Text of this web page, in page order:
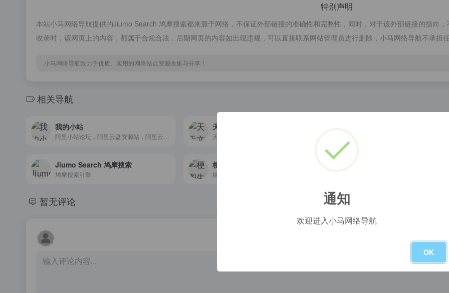
特别声明
本站小马网络导航提供的Jiumo Search 鸠摩搜索都来源于网络，不保证外部链接的准确性和完整性，同时，对于该外部链接的指向
收录时，该网页上的内容，都属于合规合法，后期网页的内容如出现违规，可以直接联系网站管理员进行删除，小马网络导航不承担
小马网络导航致力于优质、实用的网络站点资源收集与分享！
相关导航
我的小站 天天文库
天天文库是一个分享有价值文档的网站，专注于学术论文、行业资料、工程资料、应用文档、教育资料、PPT等资源文档。盖晗了：毕业论文、大学论文，行业规范标准报告，还有关于工程资料以及建造师资格考试试题，更有高校、中小学教师备课资料，文秘写作文档范文，各类的办公PPT模板等资源下载！
Jiumo Search 鸠摩搜索
鸠摩搜索引擎
梗图生成器
梗图生成器 - 神奇海螺
暂无评论 通知
欢迎进入小马网络导航
OK